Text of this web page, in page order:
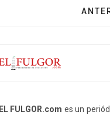
EL FULGOR.com es un